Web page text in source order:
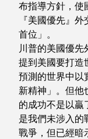
布指導方針，使
『美國優先』
首位」。
川普的美國優先
提到美國要打造
預測的世界中以
新精神」。但他
的成功不是以贏
是我們未涉入的
戰爭，但已經暗